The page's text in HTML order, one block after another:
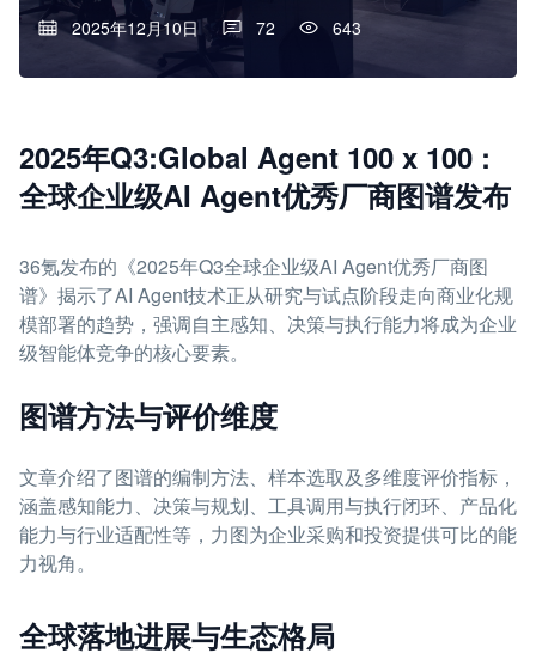
2025年12月10日 72 643
2025年Q3:Global Agent 100 x 100 :
全球企业级AI Agent优秀厂商图谱发布
36氪发布的《2025年Q3全球企业级AI Agent优秀厂商图
谱》揭示了AI Agent技术正从研究与试点阶段走向商业化规
模部署的趋势，强调自主感知、决策与执行能力将成为企业
级智能体竞争的核心要素。
图谱方法与评价维度
文章介绍了图谱的编制方法、样本选取及多维度评价指标，
涵盖感知能力、决策与规划、工具调用与执行闭环、产品化
能力与行业适配性等，力图为企业采购和投资提供可比的能
力视角。
全球落地进展与生态格局